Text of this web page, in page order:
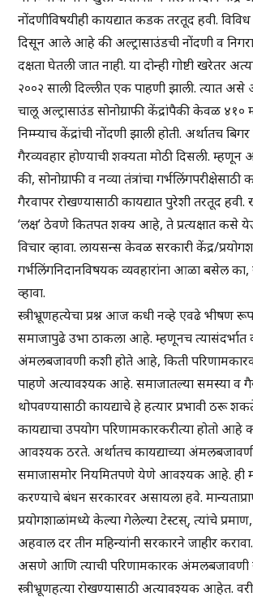
नोंदणीविषयीही कायद्यात कडक तरतूद हवी.
दिसून आले आहे की अल्ट्रासाउंडची नोंदणी व
दक्षता घेतली जात नाही. या दोन्ही गोष्टी खरेतर
२००२ साली दिल्लीत एक पाहणी झाली. त्यात
चालू अल्ट्रासाउंड सोनोग्राफी केंद्रांपैकी केवळ
निम्म्याच केंद्रांची नोंदणी झाली होती. अर्थातच
गैरव्यवहार होण्याची शक्यता मोठी दिसली.
की, सोनोग्राफी व नव्या तंत्रांचा
गैरवापर रोखण्यासाठी कायद्यात पुरेशी तरतूद हवी.
‘लक्ष’ ठेवणे कितपत शक्य आहे, ते प्रत्यक्षात कसे
विचार व्हावा. लायसन्स केवळ सरकारी केंद्र/
गर्भलिंगनिदानविषयक व्यवहारांना आळा बसेल का,
व्हावा.
स्त्रीभ्रूणहत्येचा प्रश्न आज कधी नव्हे एवढे भीषण
समाजापुढे उभा ठाकला आहे. म्हणूनच त्यासंदर्भात
अंमलबजावणी कशी होते आहे, किती
पाहणे अत्यावश्यक आहे. समाजातल्या समस्या व
थोपवण्यासाठी कायद्याचे हे हत्यार प्रभावी ठरू
कायद्याचा उपयोग परिणामकारकरीत्या होतो
आवश्यक ठरते. अर्थातच कायद्याच्या
समाजासमोर नियमितपणे येणे आवश्यक आहे. ही
करण्याचे बंधन सरकारवर असायला हवे.
प्रयोगशाळांमध्ये केल्या गेलेल्या टेस्टस्, त्यांचे
अहवाल दर तीन महिन्यांनी सरकारने जाहीर करावा.
असणे आणि त्याची परिणामकारक अंमलबजावणी या
स्त्रीभ्रूणहत्या रोखण्यासाठी अत्यावश्यक आहेत.